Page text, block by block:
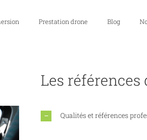
Prestation drone Blog
Les
Qualités et références